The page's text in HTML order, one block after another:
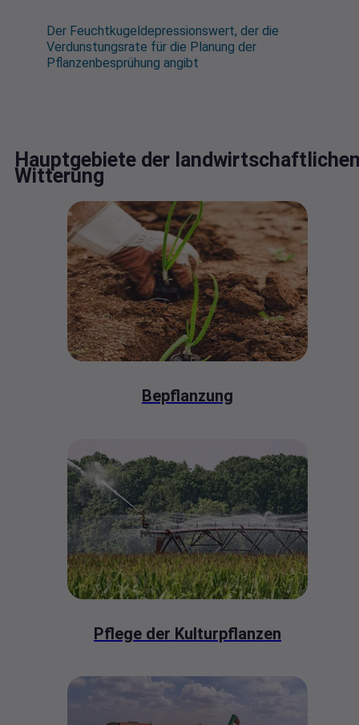
Der Feuchtkugeldepressionswert, der die
Verdunstungsrate für die Planung der
Pflanzenbesprühung angibt
Hauptgebiete der
Witterung
Bepflanzung
Pflege der Kulturpflanzen